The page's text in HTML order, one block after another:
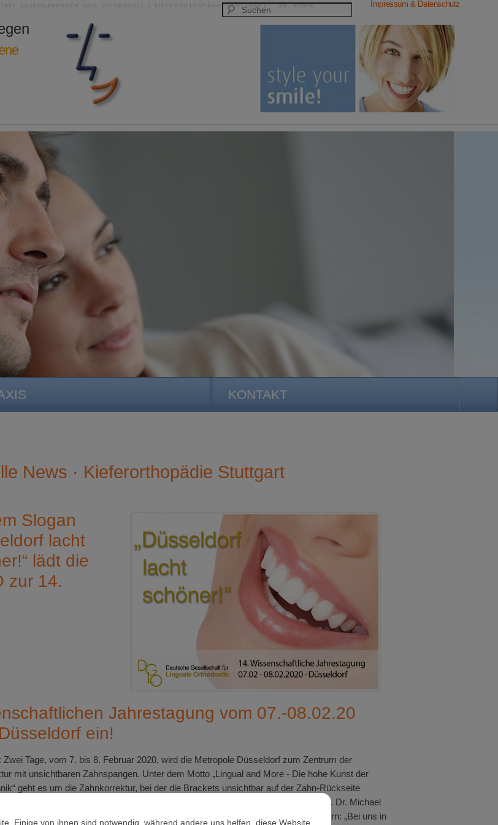
Einige von ihnen sind notwendig, während andere uns helfen, diese Website
Impressum & Datenschutz
SILIKONABDRUCK UND GIPSMODELL | KIEFERORTHOPÄDIE STUTTGART · DR. KONIK
KONTAKT
News · Kieferorthopädie Stuttgart
Slogan
lacht
lädt die
zur 14.
Jahrestagung vom 07.-08.02.20
ein!
Zwei Tage, vom 7. bis 8. Februar 2020, wird die Metropole Düsseldorf zum Zentrum der
mit unsichtbaren Zahnspangen. Unter dem Motto „Lingual and More - Die hohe Kunst der
geht es um die Zahnkorrektur, bei der die Brackets unsichtbar auf der Zahn-Rückseite
sind. Dadurch ist das schöne Lachen bereits während der Zahnkorrektur zu sehen. Dr. Michael
seit vielen Jahren Mitglied der DGLO, freut sich lächelnd mit einem Augenzwinkern: „Bei uns in